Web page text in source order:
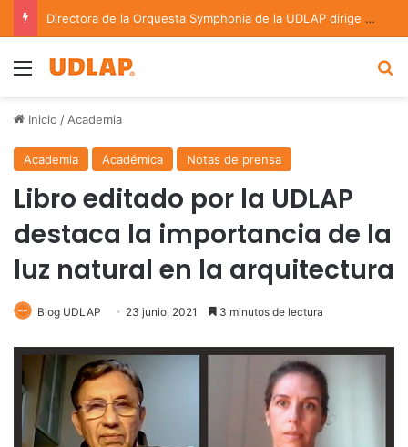
Directora de la Orquesta Symphonia de la UDLAP dirige agrupaciones de talla nacional e internacional
Menu
Inicio / Academia
Academia Académica Notas de prensa
Libro editado por la UDLAP
destaca la importancia de la
luz natural en la arquitectura
Blog UDLAP 23 junio, 2021 3 minutos de lectura